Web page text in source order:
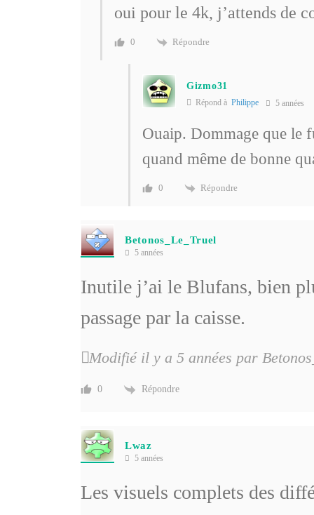
oui pour le 4k, j’attends de
0 Répondre
Gizmo31
Répond à Philippe 5 années
Ouaip. Dommage que le
quand même de bonne
0 Répondre
Betonos_Le_Truel
5 années
Inutile j’ai le Blufans, bien
passage par la caisse.
Modifié il y a 5 années par
0 Répondre
Lwaz
5 années
Les visuels complets des